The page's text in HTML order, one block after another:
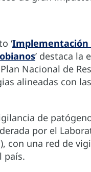
‘Implementación
’ destaca la
Nacional de
alineadas con
de
por el
con una red de
país.